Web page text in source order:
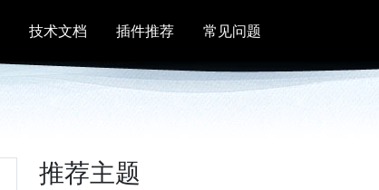
技术文档 插件推荐 常见问题
推荐主题